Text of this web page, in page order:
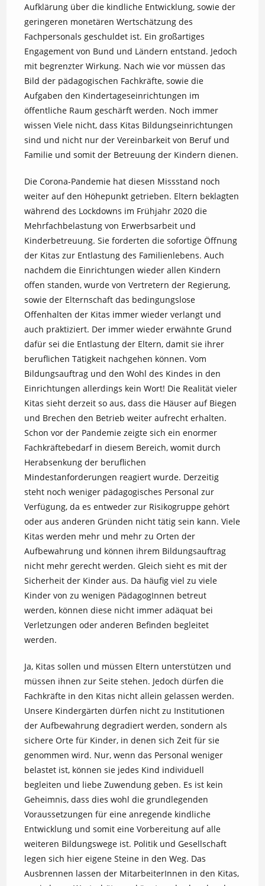
Aufklärung über die kindliche Entwicklung, sowie der
geringeren monetären Wertschätzung des
Fachpersonals geschuldet ist. Ein großartiges
Engagement von Bund und Ländern entstand. Jedoch
mit begrenzter Wirkung. Nach wie vor müssen das
Bild der pädagogischen Fachkräfte, sowie die
Aufgaben den Kindertageseinrichtungen im
öffentliche Raum geschärft werden. Noch immer
wissen Viele nicht, dass Kitas Bildungseinrichtungen
sind und nicht nur der Vereinbarkeit von Beruf und
Familie und somit der Betreuung der Kindern dienen.
Die Corona-Pandemie hat diesen Missstand noch
weiter auf den Höhepunkt getrieben. Eltern beklagten
während des Lockdowns im Frühjahr 2020 die
Mehrfachbelastung von Erwerbsarbeit und
Kinderbetreuung. Sie forderten die sofortige Öffnung
der Kitas zur Entlastung des Familienlebens. Auch
nachdem die Einrichtungen wieder allen Kindern
offen standen, wurde von Vertretern der Regierung,
sowie der Elternschaft das bedingungslose
Offenhalten der Kitas immer wieder verlangt und
auch praktiziert. Der immer wieder erwähnte Grund
dafür sei die Entlastung der Eltern, damit sie ihrer
beruflichen Tätigkeit nachgehen können. Vom
Bildungsauftrag und den Wohl des Kindes in den
Einrichtungen allerdings kein Wort! Die Realität vieler
Kitas sieht derzeit so aus, dass die Häuser auf Biegen
und Brechen den Betrieb weiter aufrecht erhalten.
Schon vor der Pandemie zeigte sich ein enormer
Fachkräftebedarf in diesem Bereich, womit durch
Herabsenkung der beruflichen
Mindestanforderungen reagiert wurde. Derzeitig
steht noch weniger pädagogisches Personal zur
Verfügung, da es entweder zur Risikogruppe gehört
oder aus anderen Gründen nicht tätig sein kann. Viele
Kitas werden mehr und mehr zu Orten der
Aufbewahrung und können ihrem Bildungsauftrag
nicht mehr gerecht werden. Gleich sieht es mit der
Sicherheit der Kinder aus. Da häufig viel zu viele
Kinder von zu wenigen PädagogInnen betreut
werden, können diese nicht immer adäquat bei
Verletzungen oder anderen Befinden begleitet
werden.
Ja, Kitas sollen und müssen Eltern unterstützen und
müssen ihnen zur Seite stehen. Jedoch dürfen die
Fachkräfte in den Kitas nicht allein gelassen werden.
Unsere Kindergärten dürfen nicht zu Institutionen
der Aufbewahrung degradiert werden, sondern als
sichere Orte für Kinder, in denen sich Zeit für sie
genommen wird. Nur, wenn das Personal weniger
belastet ist, können sie jedes Kind individuell
begleiten und liebe Zuwendung geben. Es ist kein
Geheimnis, dass dies wohl die grundlegenden
Voraussetzungen für eine anregende kindliche
Entwicklung und somit eine Vorbereitung auf alle
weiteren Bildungswege ist. Politik und Gesellschaft
legen sich hier eigene Steine in den Weg. Das
Ausbrennen lassen der MitarbeiterInnen in den Kitas,